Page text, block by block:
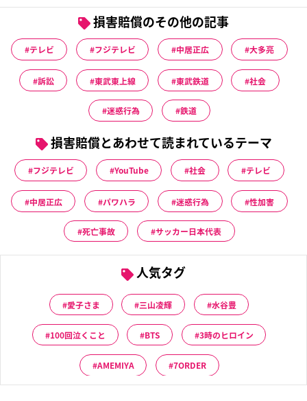
損害賠償のその他の記事
テレビ フジテレビ 中居正広 大多亮
訴訟 東武東上線 東武鉄道 社会
迷惑行為 鉄道
損害賠償とあわせて読まれているテーマ
フジテレビ YouTube 社会 テレビ
中居正広 パワハラ 迷惑行為 性加害
死亡事故 サッカー日本代表
人気タグ
愛子さま 三山凌輝 水谷豊
100回泣くこと BTS 3時のヒロイン
AMEMIYA 7ORDER